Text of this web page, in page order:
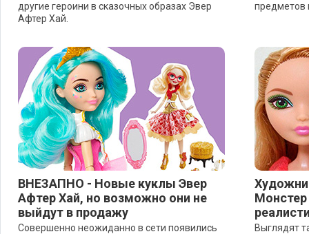
другие героини в сказочных образах Эвер
Афтер Хай.
предметов
ВНЕЗАПНО - Новые куклы Эвер
Афтер Хай, но возможно они не
выйдут в продажу
Совершенно неожиданно в сети появились
Монстер
Выглядят